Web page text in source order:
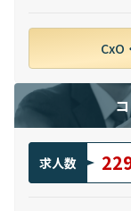
CxO
求人数